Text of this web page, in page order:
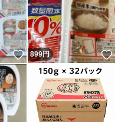
いいね！
899円